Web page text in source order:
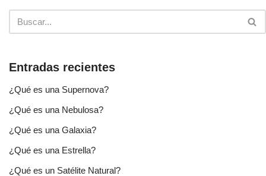
Entradas recientes
¿Qué es una Supernova?
¿Qué es una Nebulosa?
¿Qué es una Galaxia?
¿Qué es una Estrella?
¿Qué es un Satélite Natural?